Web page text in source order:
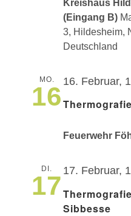
Kreishaus
(Eingang B)
3, Hildesheim,
Deutschland
MO.
16 16. Februar,
Feuerwehr
DI.
17
Sibbesse
17. Februar,